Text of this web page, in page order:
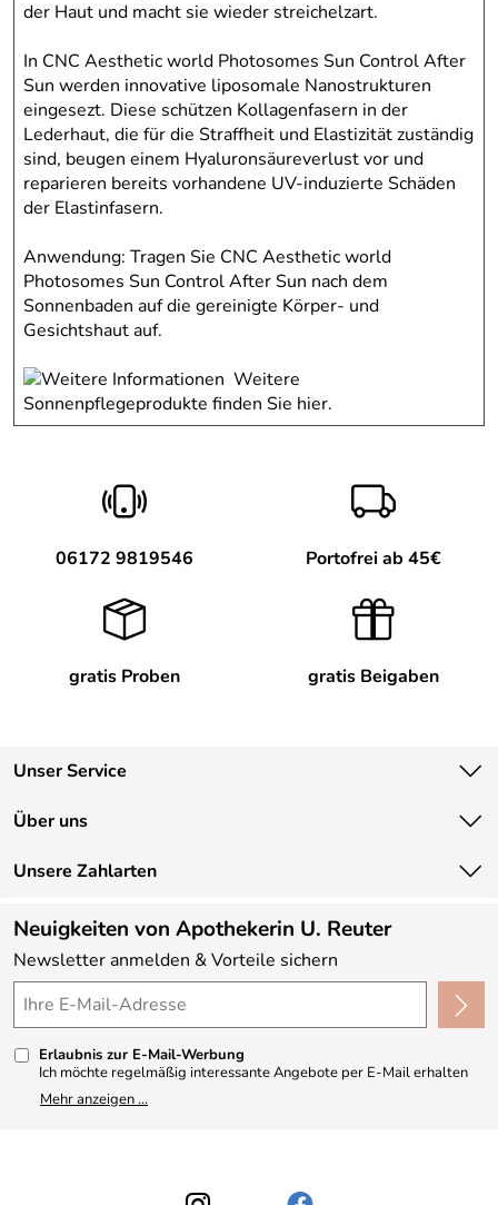
der Haut und macht sie wieder streichelzart.
In CNC Aesthetic world Photosomes Sun Control After
Sun werden innovative liposomale Nanostrukturen
eingesezt. Diese schützen Kollagenfasern in der
Lederhaut, die für die Straffheit und Elastizität zuständig
sind, beugen einem Hyaluronsäureverlust vor und
reparieren bereits vorhandene UV-induzierte Schäden
der Elastinfasern.
Anwendung: Tragen Sie CNC Aesthetic world
Photosomes Sun Control After Sun nach dem
Sonnenbaden auf die gereinigte Körper- und
Gesichtshaut auf.
Weitere
Sonnenpflegeprodukte finden Sie hier.
06172 9819546 Portofrei ab 45€
gratis Proben gratis Beigaben
Unser Service
Kontakt
Lieferbedingungen
Kundenlogin
Über uns
Unsere Bestseller
Neu
Angebote
Made in Germany
4,9/5*****
Unsere Zahlarten
Neuigkeiten von Apothekerin U. Reuter
Newsletter anmelden & Vorteile sichern
Erlaubnis zur E-Mail-Werbung
Ich möchte regelmäßig interessante Angebote per E-Mail erhalten
und ausserdem nach Erhalt meiner Bestellung an die Möglichkeit zur
Abgabe einer Produktbewertung erinnert werden. Meine
werden. Dabei ist nicht erkennbar, welche konkrete Person geklickt
Mehr anzeigen ...